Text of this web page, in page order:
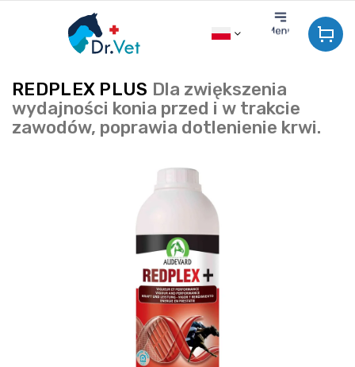
REDPLEX PLUS Dla zwiększenia
wydajności konia przed i w trakcie
zawodów, poprawia dotlenienie krwi.